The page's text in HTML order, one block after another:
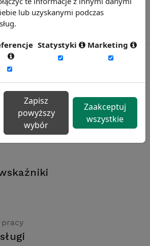
lub uzyskanymi podczas
Statystyki Marketing
Zapisz
powyższy
wybór
Zaakceptuj
wszystkie